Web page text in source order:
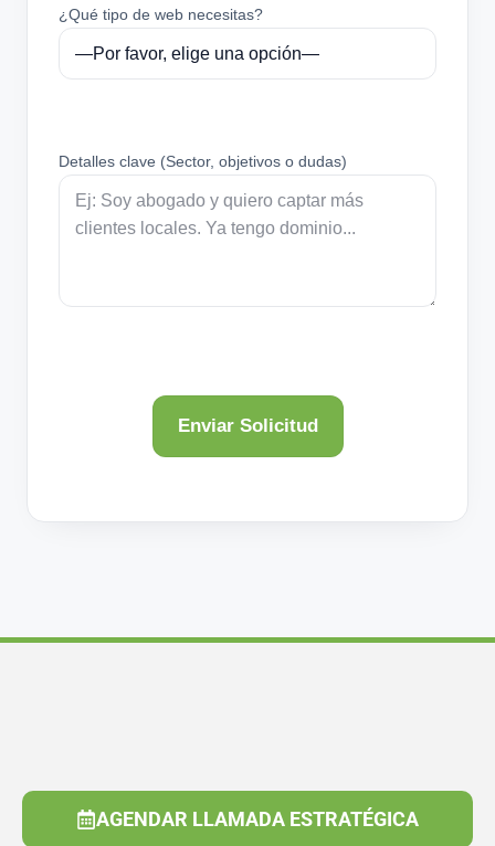
¿Qué tipo de web necesitas?
Detalles clave (Sector, objetivos o dudas)
AGENDAR LLAMADA ESTRATÉGICA